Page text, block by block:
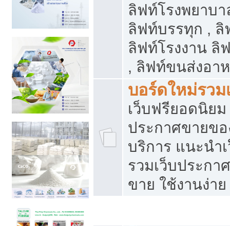
ลิฟท์โรงพยาบ
ลิฟท์บรรทุก ,
ลิฟท์โรงงาน ลิ
, ลิฟท์ขนส่งอา
บอร์ดใหม่รว
เว็บฟรียอดนิย
ประกาศขายข
บริการ แนะนำ
รวมเว็บประกา
ขาย ใช้งานง่าย